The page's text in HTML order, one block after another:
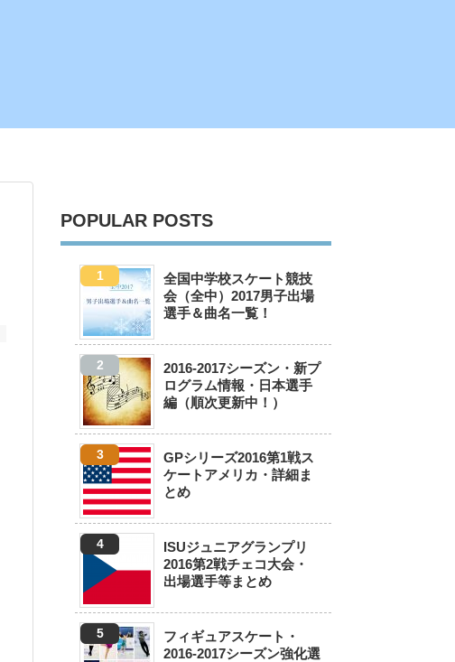
POPULAR POSTS
全国中学校スケート競技
会（全中）2017男子出場
選手＆曲名一覧！
2016-2017シーズン・新プ
ログラム情報・日本選手
編（順次更新中！）
GPシリーズ2016第1戦ス
ケートアメリカ・詳細ま
とめ
ISUジュニアグランプリ
2016第2戦チェコ大会・
出場選手等まとめ
フィギュアスケート・
2016-2017シーズン強化選